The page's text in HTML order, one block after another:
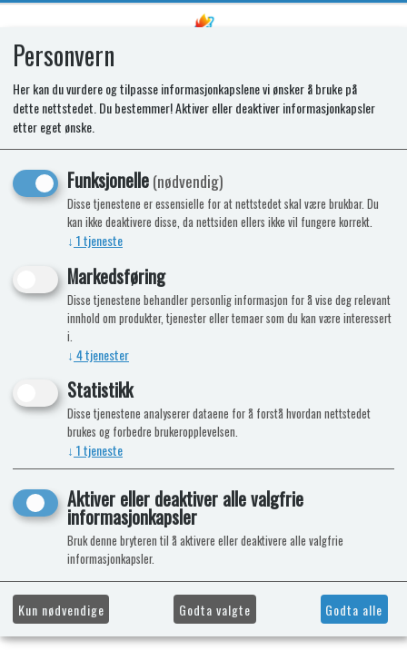
SPARES KIT - GLASS LID HINGE
Personvern
Her kan du vurdere og tilpasse informasjonkapslene vi ønsker å bruke på
dette nettstedet. Du bestemmer! Aktiver eller deaktiver informasjonkapsler
etter eget ønske.
Funksjonelle(nødvendig)
Disse tjenestene er essensielle for at nettstedet skal være brukbar. Du
kan ikke deaktivere disse, da nettsiden ellers ikke vil fungere korrekt.
↓ 1tjeneste
Markedsføring
Disse tjenestene behandler personlig informasjon for å vise deg relevant
innhold om produkter, tjenester eller temaer som du kan være interessert
i.
↓ 4tjenester
Statistikk
Disse tjenestene analyserer dataene for å forstå hvordan nettstedet
brukes og forbedre brukeropplevelsen.
↓ 1tjeneste
Aktiver eller deaktiver alle valgfrie
informasjonkapsler
Bruk denne bryteren til å aktivere eller deaktivere alle valgfrie
informasjonkapsler.
Kun nødvendige Godta valgte Godta alle